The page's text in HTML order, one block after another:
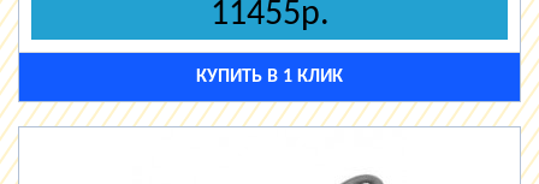
11455р.
КУПИТЬ В 1 КЛИК